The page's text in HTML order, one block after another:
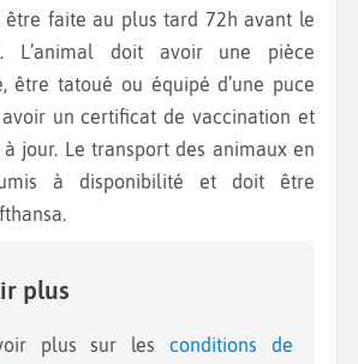
être faite au plus tard 72h avant le
L’animal doit avoir une pièce
être tatoué ou équipé d’une puce
un certificat de vaccination et
jour. Le transport des animaux en
à disponibilité et doit être
plus
plus sur les conditions de